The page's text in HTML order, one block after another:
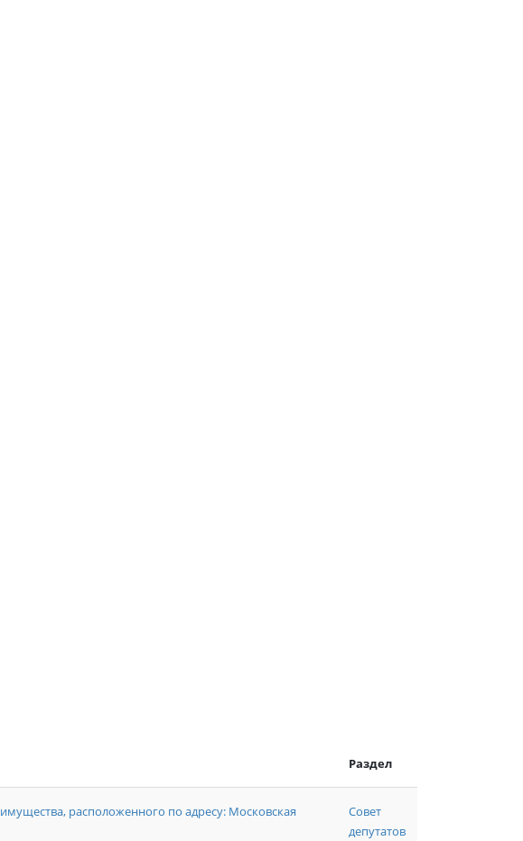
Раздел
расположенного по адресу: Московская
Совет
депутатов